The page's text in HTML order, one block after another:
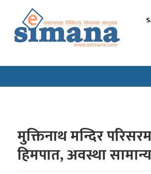
मुक्तिनाथ मन्दिर
हिमपात, अवस्था सामान्य